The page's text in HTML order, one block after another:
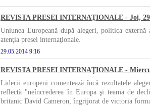
REVISTA PRESEI INTERNAŢIONALE - Joi,
Uniunea Europeană după alegeri, politica
atenţia presei internaţionale.
29.05.2014 9:16
REVISTA PRESEI INTERNAŢIONALE -
Liderii europeni comentează încă rezultatele
reflectă "neîncrederea în Europa şi teama de
britanic David Cameron, îngrijorat de victoria